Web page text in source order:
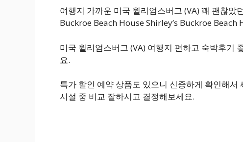
여행지 가까운 미국 윌리엄스버그 (VA) 꽤 괜찮았
Buckroe Beach House Shirley’s Buckroe Beach
미국 윌리엄스버그 (VA) 여행지 편하고 숙박후기
요.
특가 할인 예약 상품도 있으니 신중하게 확인해
시설 중 비교 잘하시고 결정해보세요.